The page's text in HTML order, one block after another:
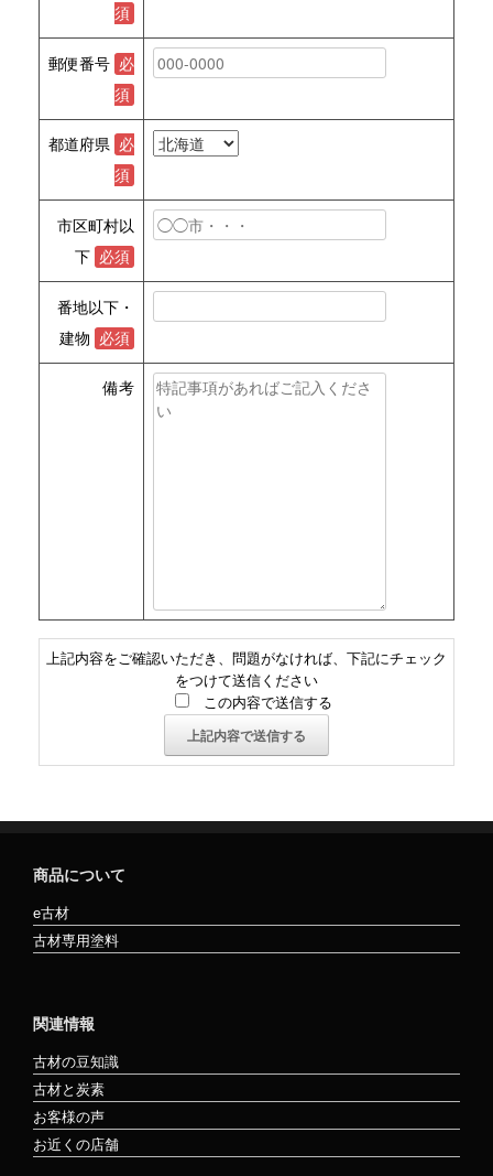
須
郵便番号 必
須
都道府県
必
須
市区町村以
下 必須
番地以下・
建物
必須
備考
上記内容をご確認いただき、問題がなければ、下記にチェック
をつけて送信ください
この内容で送信する
商品について
e古材
古材専用塗料
関連情報
古材の豆知識
古材と炭素
お客様の声
お近くの店舗